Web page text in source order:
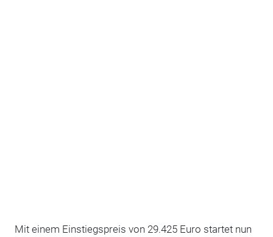
Mit einem Einstiegspreis von 29.425 Euro startet nun